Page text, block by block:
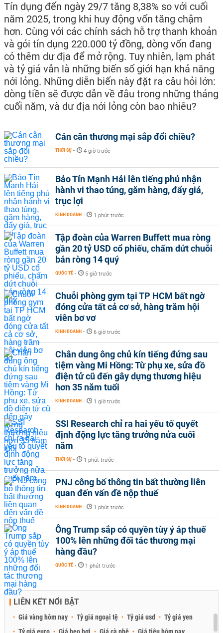
Tín dụng đến ngày 29/7 tăng 8,38% so với cuối
năm 2025, trong khi huy động vốn tăng chậm
hơn. Cùng với các chính sách hỗ trợ thanh khoản
và gói tín dụng 220.000 tỷ đồng, dòng vốn đang
có thêm dư địa để mở rộng. Tuy nhiên, lạm phát
và tỷ giá vẫn là những biến số giới hạn khả năng
nới lỏng. Những diễn biến này đặt ra câu hỏi lớn:
dòng tiền sẽ được dẫn về đâu trong những tháng
cuối năm, và dư địa nới lỏng còn bao nhiêu?
Cán cân thương mại sắp đổi chiều?
THỜI SỰ - 4 giờ trước
Bảo Tín Mạnh Hải lên tiếng phủ nhận
hành vi thao túng, găm hàng, đẩy giá,
trục lợi
KINH DOANH - 1 phút trước
Tập đoàn của Warren Buffett mua ròng
gần 20 tỷ USD cổ phiếu, chấm dứt chuỗi
bán ròng 14 quý
QUỐC TẾ - 5 giờ trước
Chuỗi phòng gym tại TP HCM bất ngờ
đóng cửa tất cả cơ sở, hàng trăm hội
viên bơ vơ
KINH DOANH - 6 giờ trước
Chân dung ông chủ kín tiếng đứng sau
tiệm vàng Mi Hồng: Từ phụ xe, sửa đồ
điện tử cũ đến gây dựng thương hiệu
hơn 35 năm tuổi
KINH DOANH - 1 giờ trước
SSI Research chỉ ra hai yếu tố quyết
định động lực tăng trưởng nửa cuối
năm
THỜI SỰ - 1 phút trước
PNJ công bố thông tin bất thường liên
quan đến vấn đề nộp thuế
KINH DOANH - 1 phút trước
Ông Trump sắp có quyền tùy ý áp thuế
100% lên những đối tác thương mại
hàng đầu?
QUỐC TẾ - 1 phút trước
LIÊN KẾT NỔI BẬT
Giá vàng hôm nay Tỷ giá ngoại tệ Tỷ giá usd
Tỷ giá yen